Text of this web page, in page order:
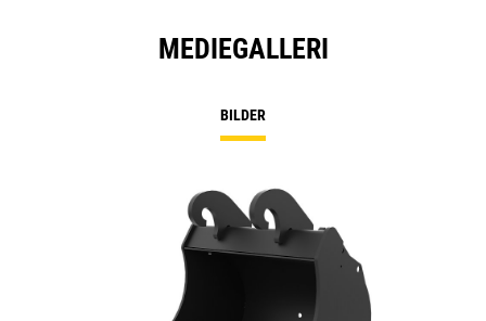
MEDIEGALLERI
BILDER